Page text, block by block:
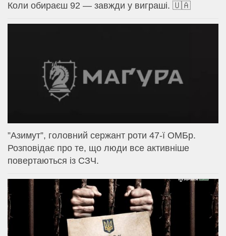
Коли обираєш 92 — завжди у виграші. 🇺🇦
⁨”Азимут”, головний сержант роти 47-ї ОМБр.
Розповідає про те, що люди все активніше
повертаються із СЗЧ.